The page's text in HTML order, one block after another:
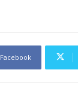
Facebook